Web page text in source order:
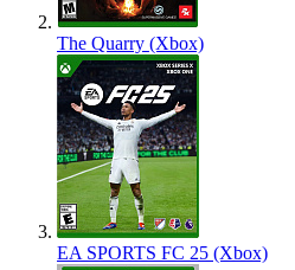
The Quarry (Xbox)
EA SPORTS FC 25 (Xbox)